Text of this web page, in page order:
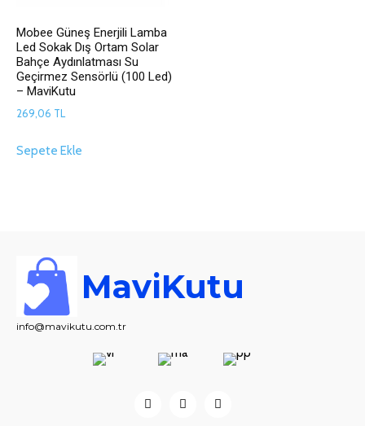
Mobee Güneş Enerjili Lamba
Led Sokak Dış Ortam Solar
Bahçe Aydınlatması Su
Geçirmez Sensörlü (100 Led)
– MaviKutu
269,06 TL
Sepete Ekle
MaviKutu
info@mavikutu.com.tr